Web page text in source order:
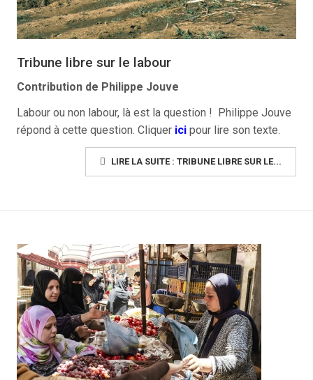
Tribune libre sur le labour
Contribution de Philippe Jouve
Labour ou non labour, là est la question ! Philippe Jouve
répond à cette question. Cliquer ici pour lire son texte.
LIRE LA SUITE : TRIBUNE LIBRE SUR LE...